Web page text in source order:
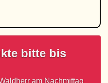
bitte bis
am Nachmittag